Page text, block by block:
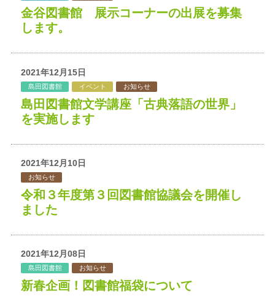
金谷図書館 展示コーナーの出展を募集
します。
2021年12月15日
島田図書館 イベント お知らせ
島田図書館文学講座「古典落語の世界」
を実施します
2021年12月10日
お知らせ
令和３年度第３回図書館協議会を開催し
ました
2021年12月08日
島田図書館 お知らせ
新春企画！図書館福袋について